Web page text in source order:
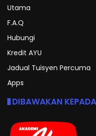
Utama
F.A.Q
Hubungi
Kredit AYU
Jadual Tuisyen Percuma
Apps
DIBAWAKAN